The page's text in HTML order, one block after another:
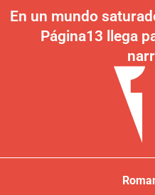
En un mundo
Página13 llega